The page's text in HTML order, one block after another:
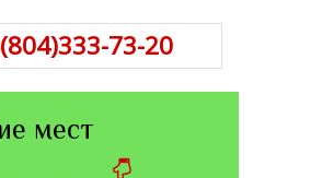
73-20
мест